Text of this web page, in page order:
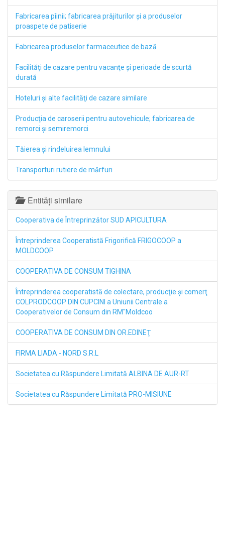
Fabricarea pîinii; fabricarea prăjiturilor şi a produselor
proaspete de patiserie
Fabricarea produselor farmaceutice de bază
Facilităţi de cazare pentru vacanţe şi perioade de scurtă
durată
Hoteluri şi alte facilităţi de cazare similare
Producţia de caroserii pentru autovehicule; fabricarea de
remorci şi semiremorci
Tăierea şi rindeluirea lemnului
Transporturi rutiere de mărfuri
Entități similare
Cooperativa de Întreprinzător SUD APICULTURA
Întreprinderea Cooperatistă Frigorifică FRIGOCOOP a
MOLDCOOP
COOPERATIVA DE CONSUM TIGHINA
Întreprinderea cooperatistă de colectare, producţie şi comerţ
COLPRODCOOP DIN CUPCINI a Uniunii Centrale a
Cooperativelor de Consum din RM"Moldcoo
COOPERATIVA DE CONSUM DIN OR.EDINEŢ
FIRMA LIADA - NORD S.R.L
Societatea cu Răspundere Limitată ALBINA DE AUR-RT
Societatea cu Răspundere Limitată PRO-MISIUNE